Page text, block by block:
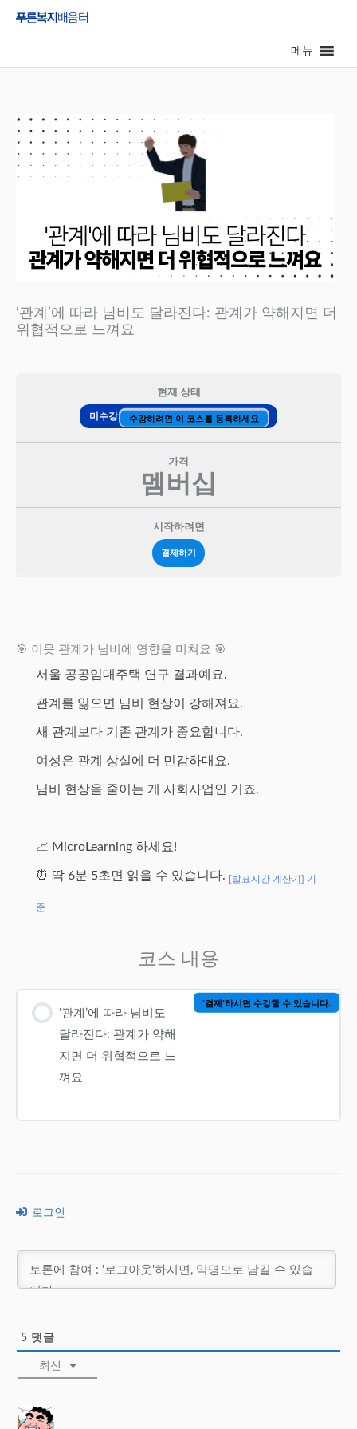
메뉴
‘관계’에 따라 님비도 달라진다: 관계가 약해지면 더
위협적으로 느껴요
현재 상태
미수강 수강하려면 이 코스를 등록하세요
가격
멤버십
시작하려면
결제하기
🎯 이웃 관계가 님비에 영향을 미쳐요 🎯
서울 공공임대주택 연구 결과예요.
관계를 잃으면 님비 현상이 강해져요.
새 관계보다 기존 관계가 중요합니다.
여성은 관계 상실에 더 민감하대요.
님비 현상을 줄이는 게 사회사업인 거죠.
📈 MicroLearning 하세요!
⏰ 딱 6분 5초면 읽을 수 있습니다. [발표시간 계산기] 기
준
코스 내용
‘관계’에 따라 님비도
달라진다: 관계가 약해
지면 더 위협적으로 느
껴요
'결제'하시면 수강할 수 있습니다.
로그인
5 댓글
최신